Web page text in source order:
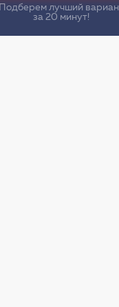
Подберем лучший
за 20 минут!